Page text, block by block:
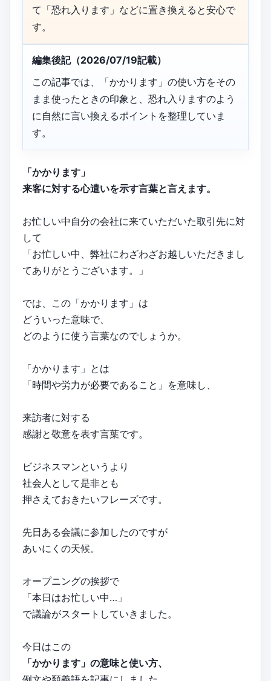
て「恐れ入ります」などに置き換えると安心で
す。
編集後記（2026/07/19記載）
この記事では、「かかります」の使い方をその
まま使ったときの印象と、恐れ入りますのよう
に自然に言い換えるポイントを整理していま
す。
「かかります」
来客に対する心遣いを示す言葉と言えます。
お忙しい中自分の会社に来ていただいた取引先に対
して
「お忙しい中、弊社にわざわざお越しいただきまし
てありがとうございます。」
では、この「かかります」は
どういった意味で、
どのように使う言葉なのでしょうか。
「かかります」とは
「時間や労力が必要であること」を意味し、
来訪者に対する
感謝と敬意を表す言葉です。
ビジネスマンというより
社会人として是非とも
押さえておきたいフレーズです。
先日ある会議に参加したのですが
あいにくの天候。
オープニングの挨拶で
「本日はお忙しい中…」
で議論がスタートしていきました。
今日はこの
「かかります」の意味と使い方、